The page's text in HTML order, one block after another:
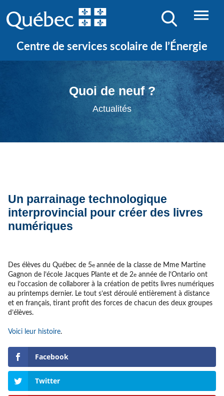
Centre de services scolaire de l’Énergie
Quoi de neuf ?
Actualités
Un parrainage technologique
interprovincial pour créer des livres
numériques
Des élèves du Québec de 5e année de la classe de Mme Martine
Gagnon de l’école Jacques Plante et de 2eannée de l’Ontario ont
eu l’occasion de collaborer à la création de petits livres numériques
au printemps dernier. Le tout s’est déroulé entièrement à distance
et en français, tirant profit des forces de chacun des deux groupes
d’élèves.
Voici leur histoire.
Facebook
Twitter